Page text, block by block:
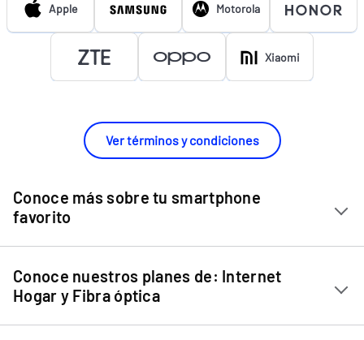
Apple Motorola
Xiaomi
Ver términos y condiciones
Conoce más sobre tu smartphone
favorito
Chip Entel
Apple iPhone 11
Apple iPhone 12 Mini
Conoce nuestros planes de: Internet
Hogar y Fibra óptica
Internet Hogar